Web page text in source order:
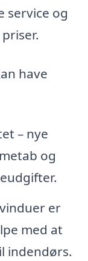
service og
have
– nye
og
er
med at
indendørs.